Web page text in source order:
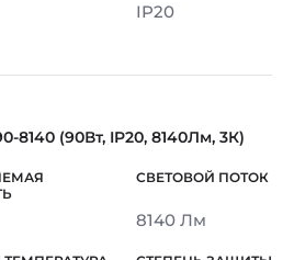
IP20
8140 (90Вт, IP20, 8140Лм, 3К)
8140 Лм